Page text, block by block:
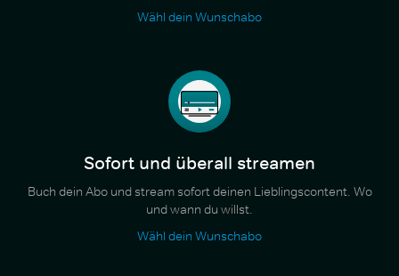
Wähl dein Wunschabo
Sofort und überall streamen
Buch dein Abo und stream sofort deinen Lieblingscontent. Wo
und wann du willst.
Wähl dein Wunschabo